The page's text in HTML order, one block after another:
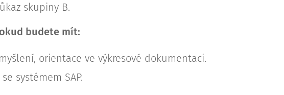
skupiny B.
budete mít:
orientace ve výkresové dokumentaci.
systémem SAP.